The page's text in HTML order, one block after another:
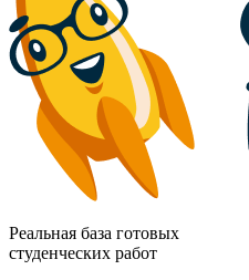
Реальная база готовых
студенческих работ